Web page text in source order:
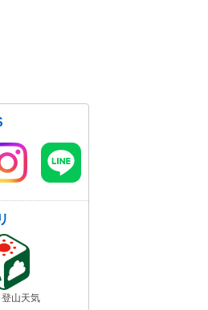
山天気